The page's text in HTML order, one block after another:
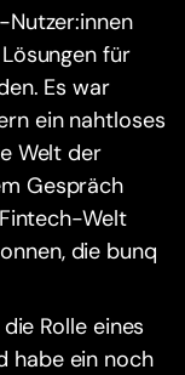
für
Es war
ein nahtloses
Welt der
Gespräch
Welt
die bunq
Rolle eines
habe ein noch